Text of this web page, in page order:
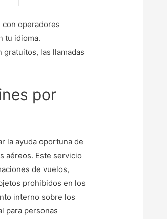
con operadores
tu idioma.
gratuitos, las llamadas
por
la ayuda oportuna de
aéreos. Este servicio
de vuelos,
prohibidos en los
interno sobre los
para personas